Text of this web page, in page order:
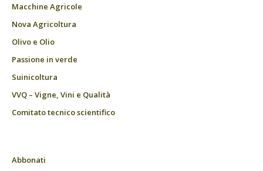
Macchine Agricole
Nova Agricoltura
Olivo e Olio
Passione in verde
Suinicoltura
VVQ – Vigne, Vini e Qualità
Comitato tecnico scientifico
Abbonati